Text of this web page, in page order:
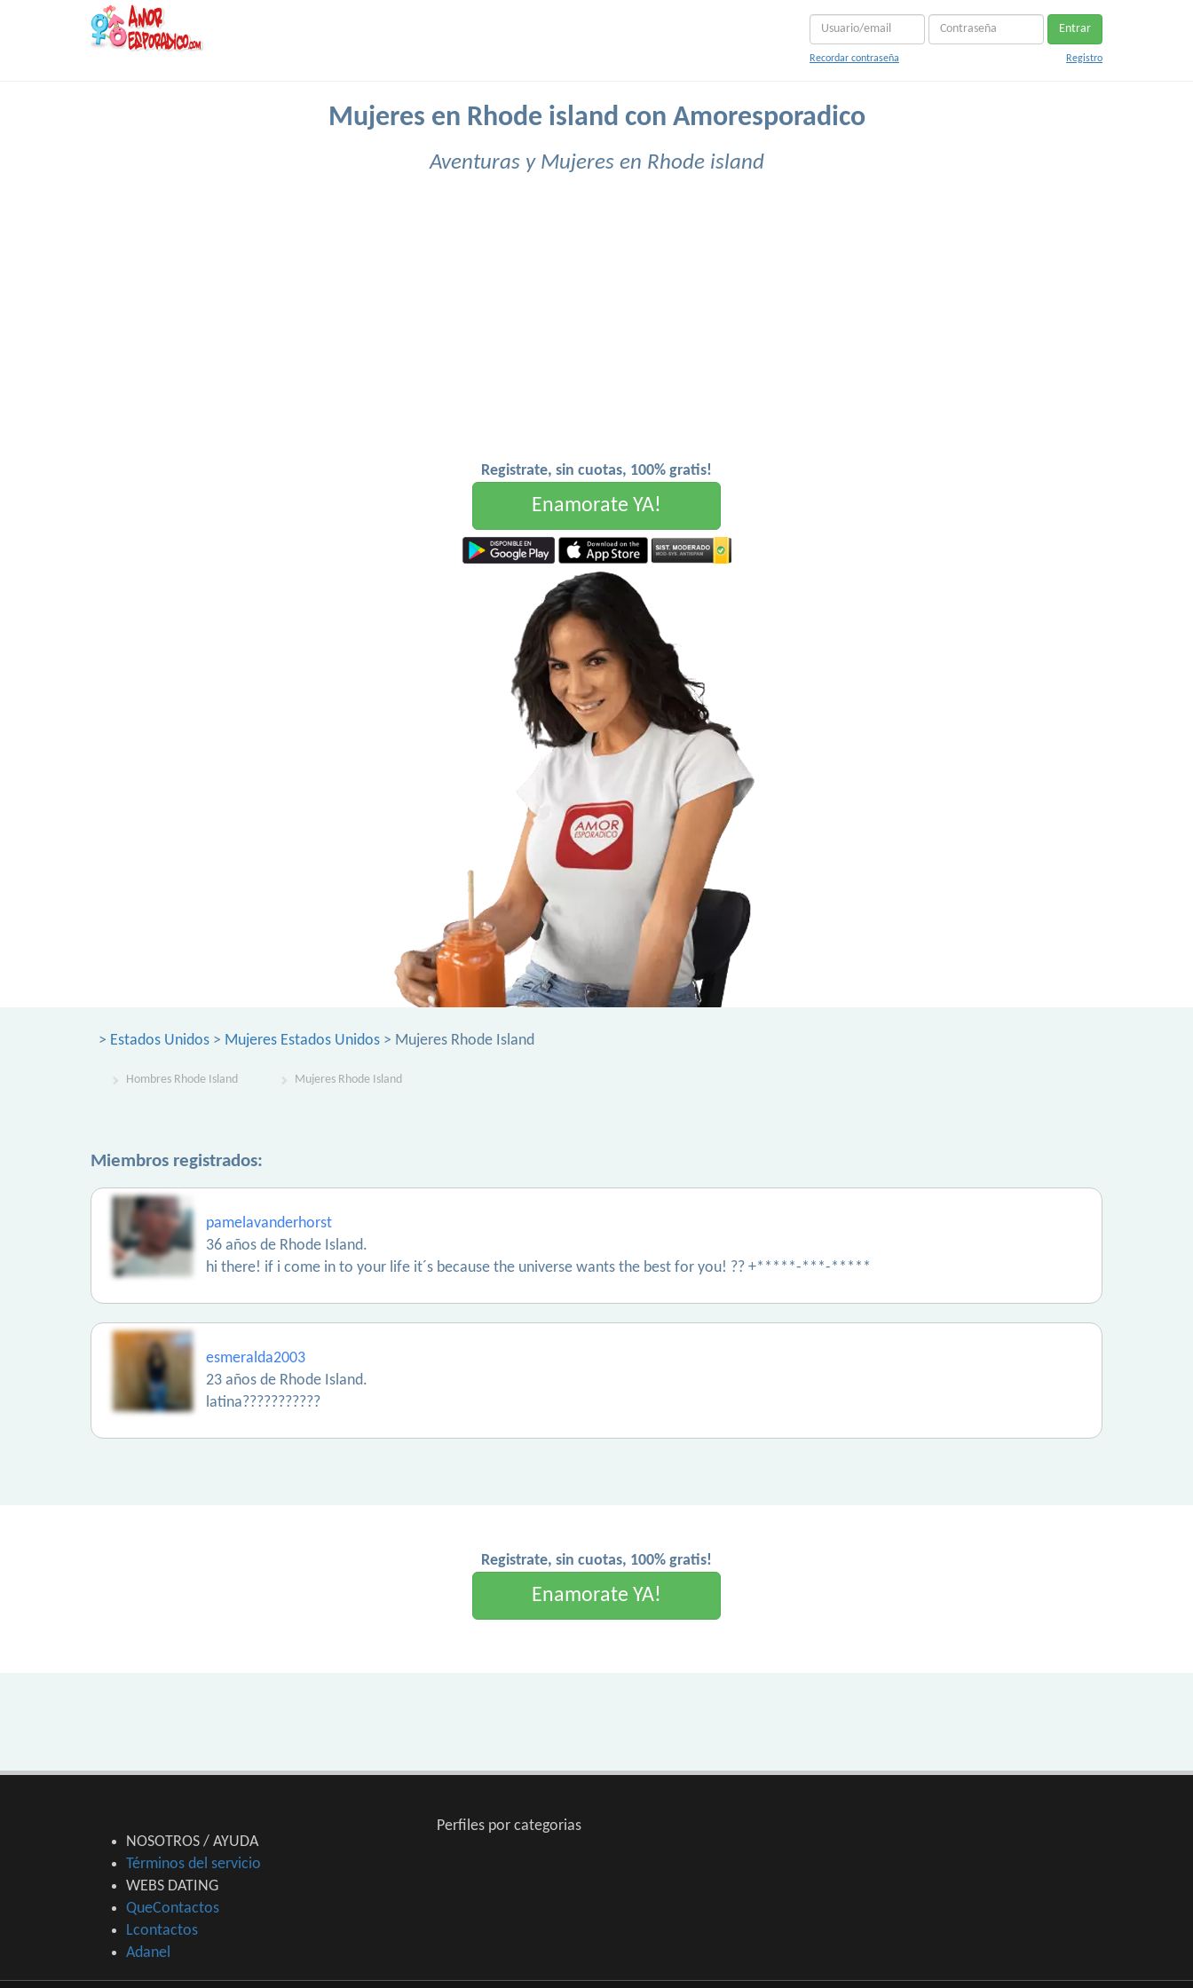
Entrar
Recordar contraseña Registro
Mujeres en Rhode island con Amoresporadico
Aventuras y Mujeres en Rhode island
Registrate, sin cuotas, 100% gratis!
Enamorate YA!
> Estados Unidos > Mujeres Estados Unidos > Mujeres Rhode Island
Hombres Rhode Island Mujeres Rhode Island
Miembros registrados:
pamelavanderhorst
36 años de Rhode Island.
hi there! if i come in to your life it´s because the universe wants the best for you! ?? +*****-***-*****
esmeralda2003
23 años de Rhode Island.
latina???????????
Registrate, sin cuotas, 100% gratis!
Enamorate YA!
NOSOTROS / AYUDA
Términos del servicio
WEBS DATING
QueContactos
Lcontactos
Adanel
Perfiles por categorias